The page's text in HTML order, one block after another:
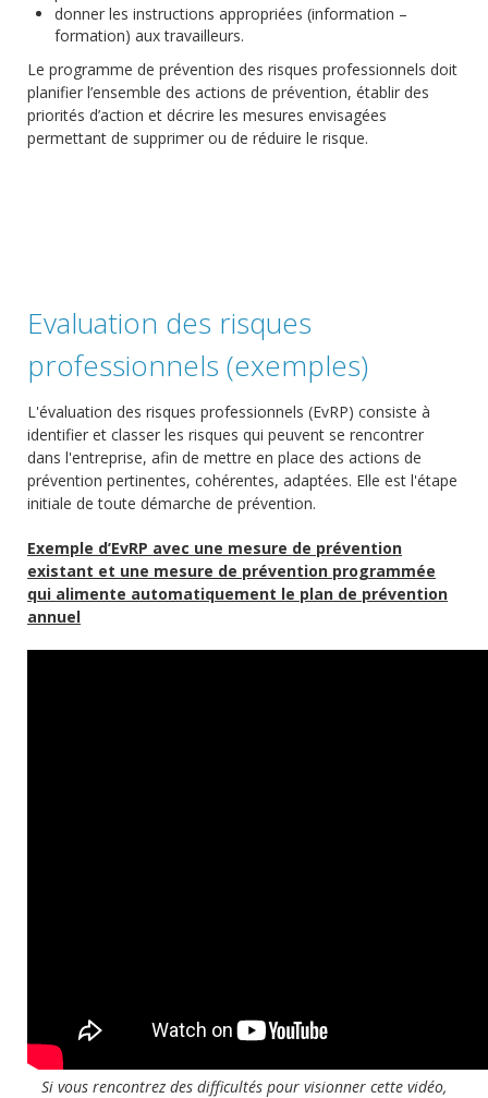
donner les instructions appropriées (information –
formation) aux travailleurs.
Le programme de prévention des risques professionnels doit
planifier l’ensemble des actions de prévention, établir des
priorités d’action et décrire les mesures envisagées
permettant de supprimer ou de réduire le risque.
Evaluation des risques
professionnels (exemples)
L'évaluation des risques professionnels (EvRP) consiste à
identifier et classer les risques qui peuvent se rencontrer
dans l'entreprise, afin de mettre en place des actions de
prévention pertinentes, cohérentes, adaptées. Elle est l'étape
initiale de toute démarche de prévention.
Exemple d’EvRP avec une mesure de prévention
existant et une mesure de prévention programmée
qui alimente automatiquement le plan de prévention
annuel
Si vous rencontrez des difficultés pour visionner cette vidéo,